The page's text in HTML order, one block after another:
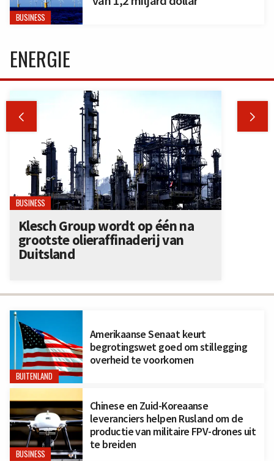
BUSINESS
BUITENLAND
Amerikaanse Senaat keurt
begrotingswet goed om stillegging
overheid te voorkomen
BUSINESS
Chinese en Zuid-Koreaanse
leveranciers helpen Rusland om de
productie van militaire FPV-drones uit
te breiden
ENERGIE
 
BUSINESS
Klesch Group wordt op één na
grootste olieraffinaderij van
Duitsland